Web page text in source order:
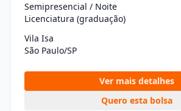
Semipresencial / Noite
Licenciatura (graduação)
Vila Isa
São Paulo/SP
Ver mais detalhes
Quero esta bolsa